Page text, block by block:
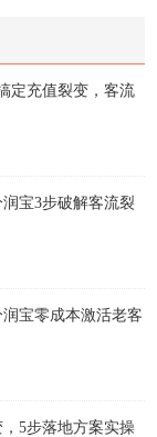
定充值裂变，客流
宝3步破解客流裂
宝零成本激活老客
5步落地方案实操